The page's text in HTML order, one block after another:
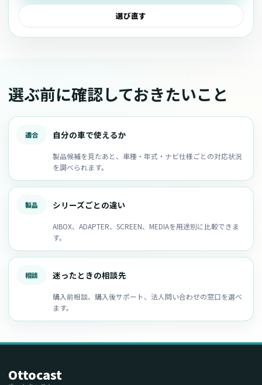
選び直す
選ぶ前に確認しておきたいこと
適合 自分の車で使えるか
製品候補を見たあと、車種・年式・ナビ仕様ごとの対応状況
を調べられます。
製品 シリーズごとの違い
AIBOX、ADAPTER、SCREEN、MEDIAを用途別に比較できま
す。
相談 迷ったときの相談先
購入前相談、購入後サポート、法人問い合わせの窓口を選べ
ます。
Ottocast